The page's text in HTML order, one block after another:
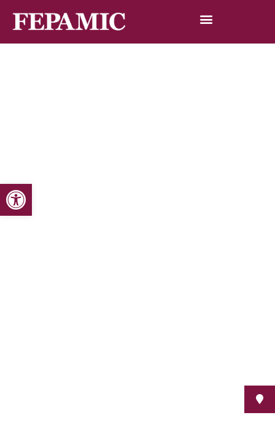
Abrir barra de herramientas
Inicio